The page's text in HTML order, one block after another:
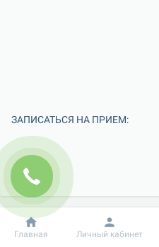
ЗАПИСАТЬСЯ НА ПРИЕМ:
Добробут
Главная Личный кабинет